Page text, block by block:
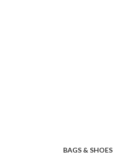
BAGS & SHOES